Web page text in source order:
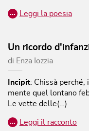
… Leggi la poesia
Un ricordo
di Enza Iozzia
Incipit: Chissà
mente quel lontano
Le vette delle(…)
… Leggi il racconto